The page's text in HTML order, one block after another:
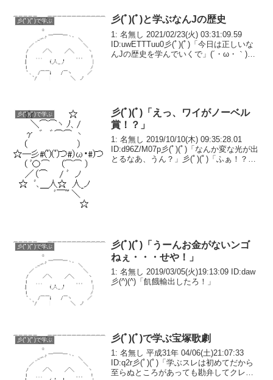
彡(ﾟ)(ﾟ)で学ぶ 彡(ﾟ)(ﾟ)と学ぶなんJの歴史
1: 名無し 2021/02/23(火) 03:31:09.59
ID:uwETTTuu0彡(ﾟ)(ﾟ)「今日は正しいな
んJの歴史を学んでいくで」(´・ω・｀)
彡(ﾟ)(ﾟ)で学ぶ
彡(ﾟ)(ﾟ)「えっ、ワイがノーベル
賞！？」
1: 名無し 2019/10/10(木) 09:35:28.01
ID:d96Z/M07p彡(ﾟ)(ﾟ)「なんか変な光が出
とるなあ、うん？」彡(ﾟ)(ﾟ)「ふぁ！？ワ
彡(ﾟ)(ﾟ)で学ぶ
彡(ﾟ)(ﾟ)「うーんお金がないンゴ
ねぇ・・・せや！」
1: 名無し 2019/03/05(火)19:13:09 ID:daw
彡(^)(^)「飢餓輸出したろ！」
彡(ﾟ)(ﾟ)で学ぶ 彡(ﾟ)(ﾟ)で学ぶ宝塚歌劇
1: 名無し 平成31年 04/06(土)21:07:33
ID:q2r彡(ﾟ)(ﾟ)「学ぶスレは初めてだから
至らぬところがあっても勘弁してクレメ